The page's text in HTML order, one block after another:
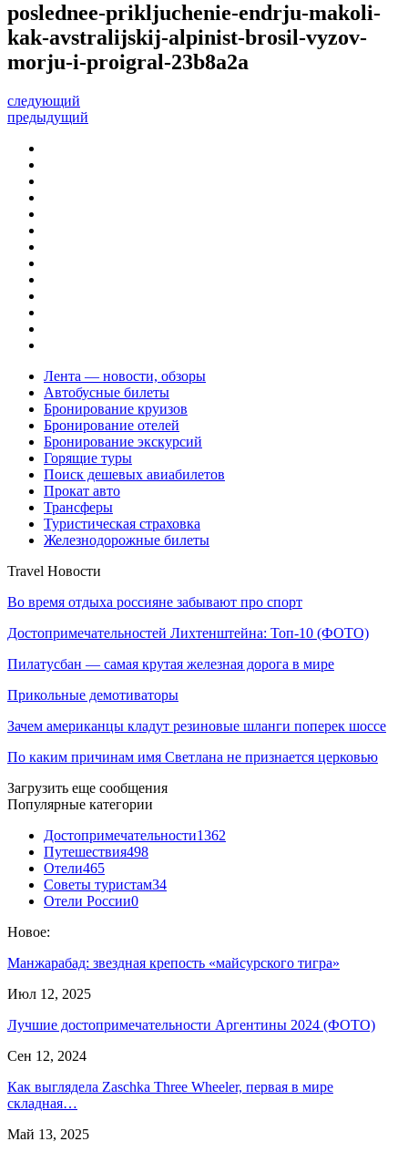
poslednee-prikljuchenie-endrju-makoli-
kak-avstralijskij-alpinist-brosil-vyzov-
morju-i-proigral-23b8a2a
следующий
предыдущий
Лента — новости, обзоры
Автобусные билеты
Бронирование круизов
Бронирование отелей
Бронирование экскурсий
Горящие туры
Поиск дешевых авиабилетов
Прокат авто
Трансферы
Туристическая страховка
Железнодорожные билеты
Travel Новости
Во время отдыха россияне забывают про спорт
Достопримечательностей Лихтенштейна: Топ-10 (ФОТО)
Пилатусбан — самая крутая железная дорога в мире
Прикольные демотиваторы
Зачем американцы кладут резиновые шланги поперек шоссе
По каким причинам имя Светлана не признается церковью
Загрузить еще сообщения
Популярные категории
Достопримечательности1362
Путешествия498
Отели465
Советы туристам34
Отели России0
Новое:
Манжарабад: звездная крепость «майсурского тигра»
Июл 12, 2025
Лучшие достопримечательности Аргентины 2024 (ФОТО)
Сен 12, 2024
Как выглядела Zaschka Three Wheeler, первая в мире
складная…
Май 13, 2025